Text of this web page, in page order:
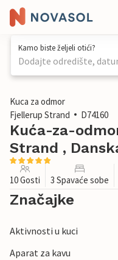
Kamo biste željeli otići?
Dodajte odredište,
1 / 29
Kuca za odmor
Fjellerup Strand
D74160
Kuća-za-
Strand ,
10 Gosti 3 Spavaće sobe
Značajke
Aktivnosti u kuci
Aparat za kavu